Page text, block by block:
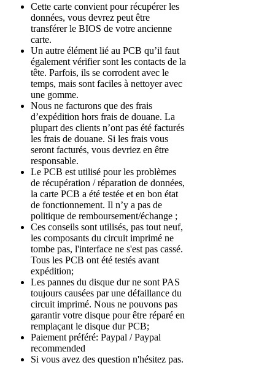
Cette carte convient pour récupérer les
données, vous devrez peut être
transférer le BIOS de votre ancienne
carte.
Un autre élément lié au PCB qu’il faut
également vérifier sont les contacts de la
tête. Parfois, ils se corrodent avec le
temps, mais sont faciles à nettoyer avec
une gomme.
Nous ne facturons que des frais
d’expédition hors frais de douane. La
plupart des clients n’ont pas été facturés
les frais de douane. Si les frais vous
seront facturés, vous devriez en être
responsable.
Le PCB est utilisé pour les problèmes
de récupération / réparation de données,
la carte PCB a été testée et en bon état
de fonctionnement. Il n’y a pas de
politique de remboursement/échange ;
Ces conseils sont utilisés, pas tout neuf,
les composants du circuit imprimé ne
tombe pas, l'interface ne s'est pas cassé.
Tous les PCB ont été testés avant
expédition;
Les pannes du disque dur ne sont PAS
toujours causées par une défaillance du
circuit imprimé. Nous ne pouvons pas
garantir votre disque pour être réparé en
remplaçant le disque dur PCB;
Paiement préféré: Paypal / Paypal
recommended
Si vous avez des question n'hésitez pas.